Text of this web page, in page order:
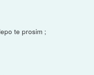
te prosim ;